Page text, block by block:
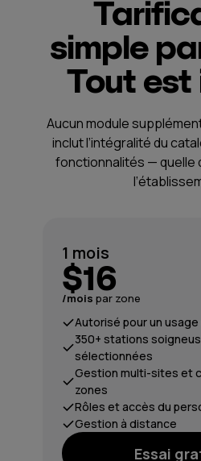
simple
Tout est
1 mois
$16
/mois par zone
Autorisé pour un
350+ stations
sélectionnées
Gestion multi-sites et
zones
Rôles et accès du
Gestion à distance
Essai
Aucun module
inclut l’intégralité du
fonctionnalités — quelle